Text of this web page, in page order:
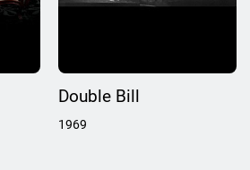
Double Bill
1969